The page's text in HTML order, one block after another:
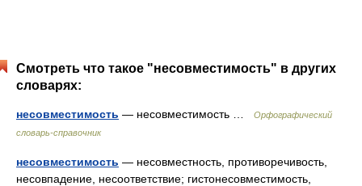
Смотреть что такое "несовместимость" в других
словарях:
несовместимость — несовместимость …
Орфографический
словарь-справочник
несовместимость — несовместность, противоречивость,
несовпадение, несоответствие; гистонесовместимость,